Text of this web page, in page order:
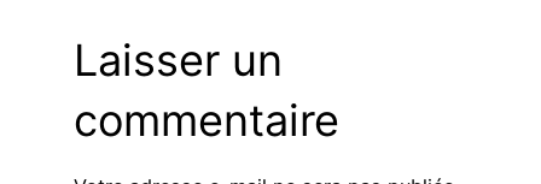
Laisser un
commentaire